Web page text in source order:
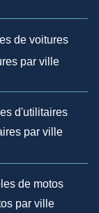
de voitures
par ville
d'utilitaires
par ville
de motos
par ville